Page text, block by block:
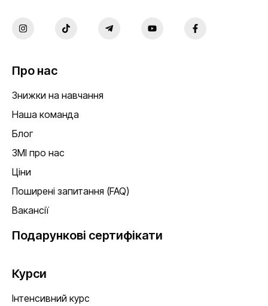
Про нас
Знижки на навчання
Наша команда
Блог
ЗМІ про нас
Ціни
Поширені запитання (FAQ)
Вакансії
Подарункові сертифікати
Курси
Інтенсивний курс